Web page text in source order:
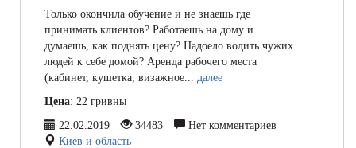
Только окончила обучение и не знаешь где
принимать клиентов? Работаешь на дому и
думаешь, как поднять цену? Надоело водить чужих
людей к себе домой? Аренда рабочего места
(кабинет, кушетка, визажное... далее
Цена: 22 гривны
22.02.2019
34483
Нет комментариев
Киев и область